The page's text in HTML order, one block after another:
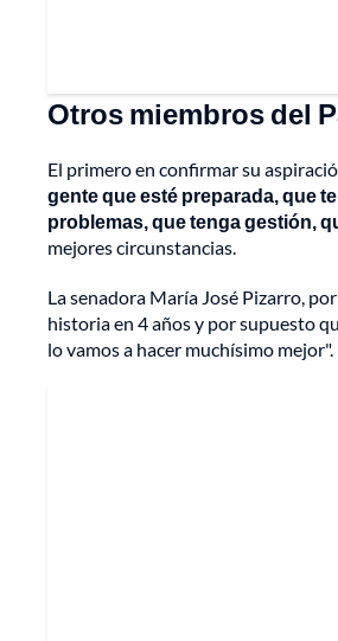
Otros miembros del
El primero en confirmar su
gente que esté preparada, que
problemas, que tenga gestión,
mejores circunstancias.
La senadora María José Pizarro,
historia en 4 años y por supuesto
lo vamos a hacer muchísimo mejor".